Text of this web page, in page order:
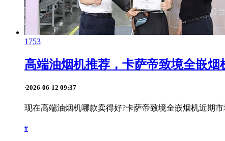
1753
高端油烟机推荐，卡萨帝致境全嵌烟
·2026-06-12 09:37
现在高端油烟机哪款卖得好?卡萨帝致境全嵌烟机近期
#